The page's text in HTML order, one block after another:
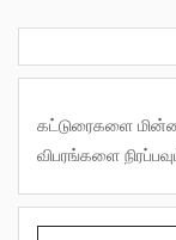
கட்டுரைகளை மின்னஞ்சல் வழியே பெற விரும்புவோர், கீழ்க்காணும்
விபரங்களை
Type your email…